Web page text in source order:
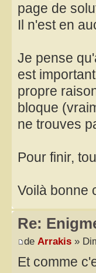
page de
Il n'est en
Je pense
est
propre
bloque
ne trouves
Pour finir,
Voilà bonne
Re:
de Arrakis »
Et comme